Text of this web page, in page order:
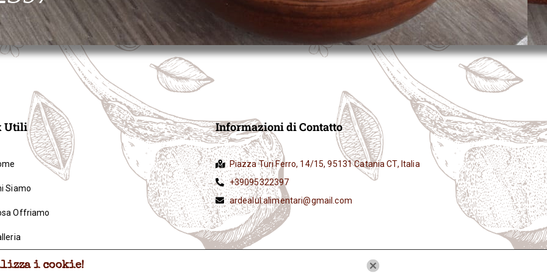
Utili
Siamo
Offriamo
Informazioni di Contatto
Piazza Turi Ferro, 14/15, 95131 Catania CT, Italia
+39095322397
ardealul.alimentari@gmail.com
i cookie!